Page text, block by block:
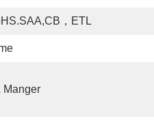
，ETL
Manger